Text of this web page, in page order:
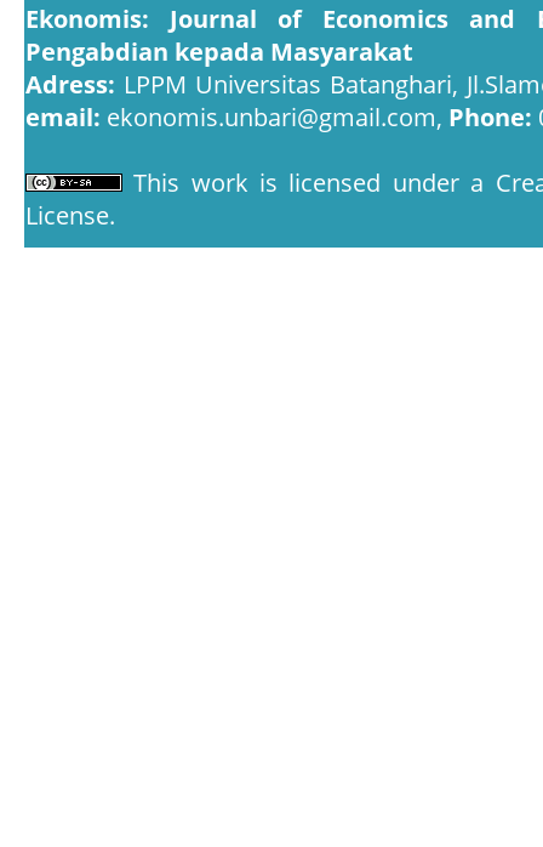
Ekonomis: Journal of Economics
Pengabdian kepada Masyarakat
Adress: LPPM Universitas Batanghari,
email: ekonomis.unbari@gmail.com, Phone:
This work is licensed under a
License.